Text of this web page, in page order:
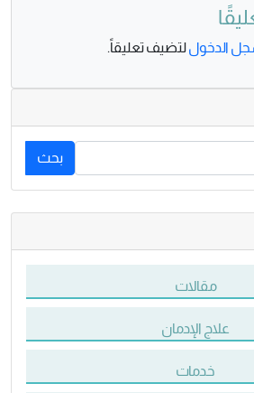
الدخوللتضيف تعليقاً.
بحث
مقالات
علاج الإدمان
خدمات